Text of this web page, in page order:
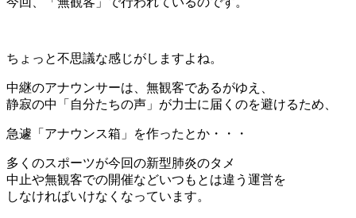
ちょっと不思議な感じがしますよね。
中継のアナウンサーは、無観客であるがゆえ、
静寂の中「自分たちの声」が力士に届くのを避けるため、
急遽「アナウンス箱」を作ったとか・・・
多くのスポーツが今回の新型肺炎のタメ
中止や無観客での開催などいつもとは違う運営を
しなければいけなくなっています。